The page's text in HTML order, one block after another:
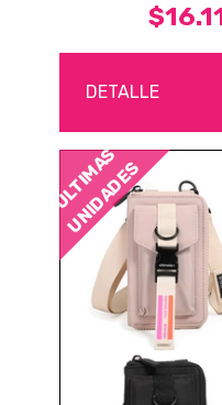
DETALLE
ÚLTIMAS
UNIDADES